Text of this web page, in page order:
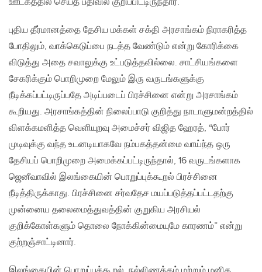
புதிய தீர்மானத்தை தேசிய மக்கள் சக்தி அரசாங்கம் நிராகரித்த
போதிலும், வாக்கெடுப்பை நடத்த வேண்டும் என்று கோரிக்கை
விடுத்து அதை சவாலுக்கு உட்படுத்தவில்லை. சாட்சியங்களை
சேகரிக்கும் பொறிமுறை மேலும் இரு வருடங்களுக்கு
நீடிக்கப்பட்டிருப்பதே அடிப்படைப் பிரச்சினை என்று அரசாங்கம்
கூறியது. அரசாங்கத்தின் நிலைப்பாடு குறித்து நாடாளுமன்றத்தில்
விளக்கமளித்த வெளியுறவு அமைச்சர் விஜித ஹேரத், “போர்
முடிவுக்கு வந்த உடனடியாகவே நம்பகத்தன்மை வாய்ந்த ஒரு
தேசியப் பொறிமுறை அமைக்கப்பட்டிருந்தால், 16 வருடங்களாக
ஜெனீவாவில் இலங்கையின் பொறுப்புக்கூறல் பிரச்சினை
நீடித்திருக்காது. பிரச்சினை சர்வதேச மயப்படுத்தப்பட்டதற்கு
முன்னைய தலைமைத்துவத்தின் குறுகிய அரசியல்
குறிக்கோள்களும் தொலை நோக்கின்மையுமே காரணம்” என்று
குற்றஞ்சாட்டினார்.